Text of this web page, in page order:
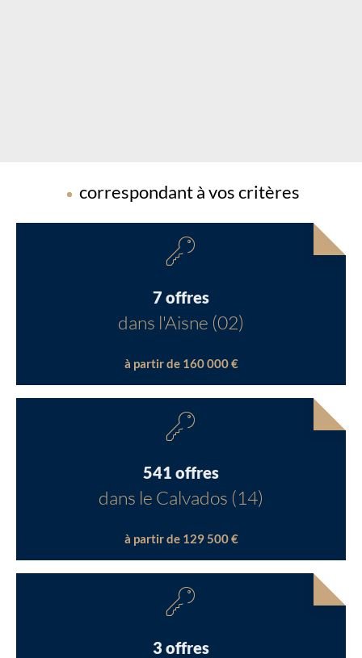
Chargement...
correspondant à vos critères
7 offres
dans l'Aisne (02)
à partir de 160 000 €
541 offres
dans le Calvados (14)
à partir de 129 500 €
3 offres